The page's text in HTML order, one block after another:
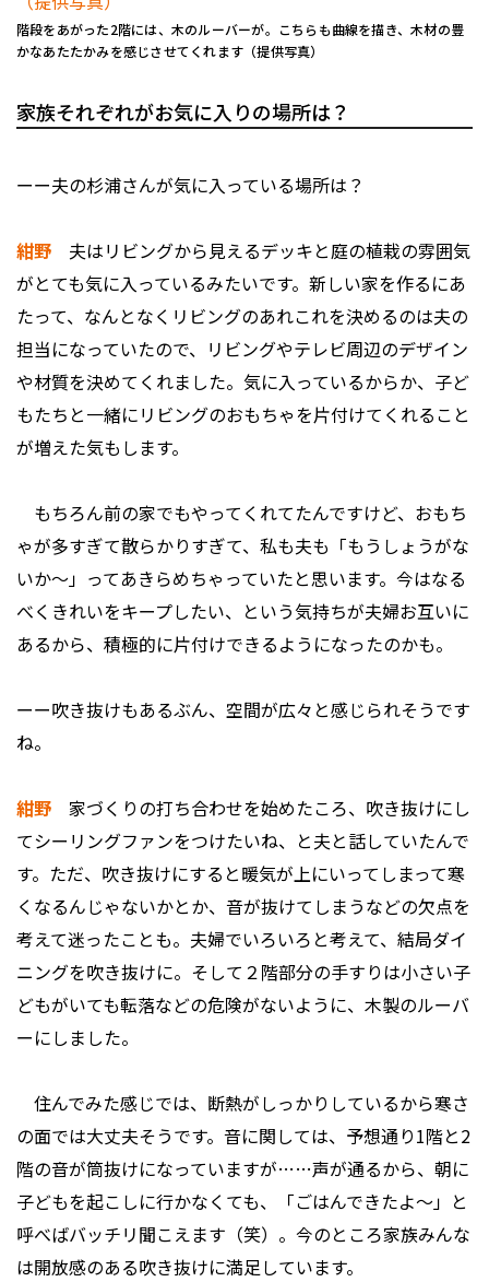
階段をあがった2階には、木のルーバーが。こちらも曲線を描き、木材の豊
かなあたたかみを感じさせてくれます（提供写真）
家族それぞれがお気に入りの場所は？
ーー夫の杉浦さんが気に入っている場所は？
紺野 夫はリビングから見えるデッキと庭の植栽の雰囲気
がとても気に入っているみたいです。新しい家を作るにあ
たって、なんとなくリビングのあれこれを決めるのは夫の
担当になっていたので、リビングやテレビ周辺のデザイン
や材質を決めてくれました。気に入っているからか、子ど
もたちと一緒にリビングのおもちゃを片付けてくれること
が増えた気もします。
もちろん前の家でもやってくれてたんですけど、おもち
ゃが多すぎて散らかりすぎて、私も夫も「もうしょうがな
いか〜」ってあきらめちゃっていたと思います。今はなる
べくきれいをキープしたい、という気持ちが夫婦お互いに
あるから、積極的に片付けできるようになったのかも。
ーー吹き抜けもあるぶん、空間が広々と感じられそうです
ね。
紺野 家づくりの打ち合わせを始めたころ、吹き抜けにし
てシーリングファンをつけたいね、と夫と話していたんで
す。ただ、吹き抜けにすると暖気が上にいってしまって寒
くなるんじゃないかとか、音が抜けてしまうなどの欠点を
考えて迷ったことも。夫婦でいろいろと考えて、結局ダイ
ニングを吹き抜けに。そして２階部分の手すりは小さい子
どもがいても転落などの危険がないように、木製のルーバ
ーにしました。
住んでみた感じでは、断熱がしっかりしているから寒さ
の面では大丈夫そうです。音に関しては、予想通り1階と2
階の音が筒抜けになっていますが……声が通るから、朝に
子どもを起こしに行かなくても、「ごはんできたよ～」と
呼べばバッチリ聞こえます（笑）。今のところ家族みんな
は開放感のある吹き抜けに満足しています。